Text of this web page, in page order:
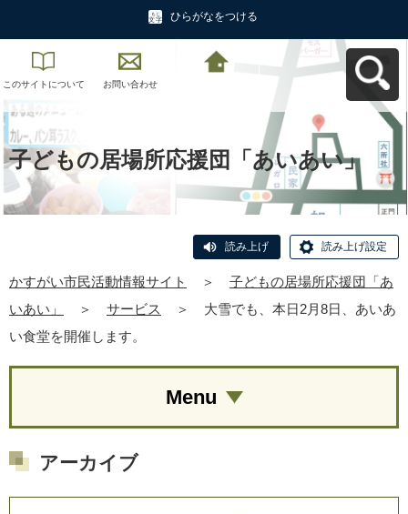
ひらがなをつける
このサイトについて お問い合わせ
子どもの居場所応援団「あいあい」
読み上げ 読み上げ設定
かすがい市民活動情報サイト ＞
子どもの居場所応援団「あ
いあい」
＞ サービス ＞
大雪でも、本日2月8日、あいあ
い食堂を開催します。
Menu
アーカイブ